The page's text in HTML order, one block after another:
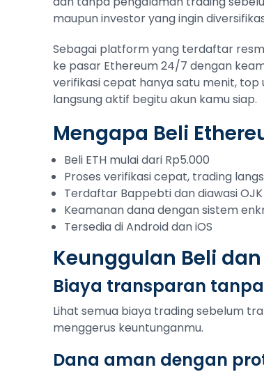
maupun investor yang ingin
Sebagai platform yang terdaftar
ke pasar Ethereum 24/7 dengan
verifikasi cepat hanya satu menit,
langsung aktif begitu akun kamu siap.
Mengapa Beli
Beli ETH mulai dari Rp5.000
Proses verifikasi cepat, trading
Terdaftar Bappebti dan diawasi OJK
Keamanan dana dengan sistem
Tersedia di Android dan iOS
Keunggulan Beli
Biaya transparan
Lihat semua biaya trading sebelum
menggerus keuntunganmu.
Dana aman dengan